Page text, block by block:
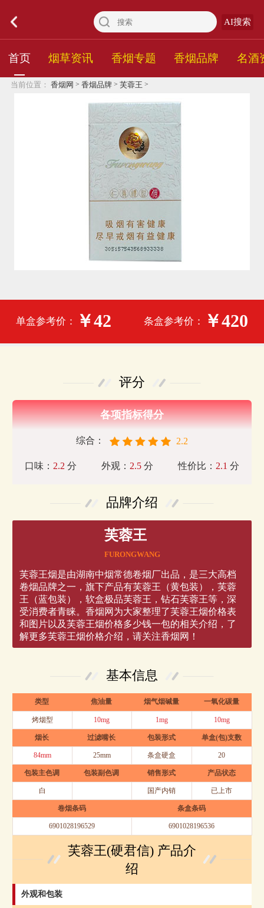
AI搜索
首页 烟草资讯 香烟专题 香烟品牌 名酒
当前位置： 香烟网 > 香烟品牌 > 芙蓉王 >
单盒参考价： ￥42 条盒参考价： ￥420
评分
各项指标得分
综合： 2.2
口味： 2.2 分 外观： 2.5 分 性价比： 2.1 分
品牌介绍
芙蓉王
FURONGWANG
芙蓉王烟是由湖南中烟常德卷烟厂出品，是三大高档
卷烟品牌之一，旗下产品有芙蓉王（黄包装），芙蓉
王（蓝包装），软盒极品芙蓉王，钻石芙蓉王等，深
受消费者青睐。香烟网为大家整理了芙蓉王烟价格表
和图片以及芙蓉王烟价格多少钱一包的相关介绍，了
解更多芙蓉王烟价格介绍，请关注香烟网！
基本信息
类型 焦油量 烟气烟碱量 一氧化碳量
烤烟型 10mg 1mg 10mg
烟长 过滤嘴长 包装形式 单盒(包)支数
84mm 25mm 条盒硬盒 20
包装主色调 包装副色调 销售形式 产品状态
白 国产内销 已上市
卷烟条码 条盒条码
6901028196529 6901028196536
芙蓉王(硬君信) 产品介
绍
外观和包装